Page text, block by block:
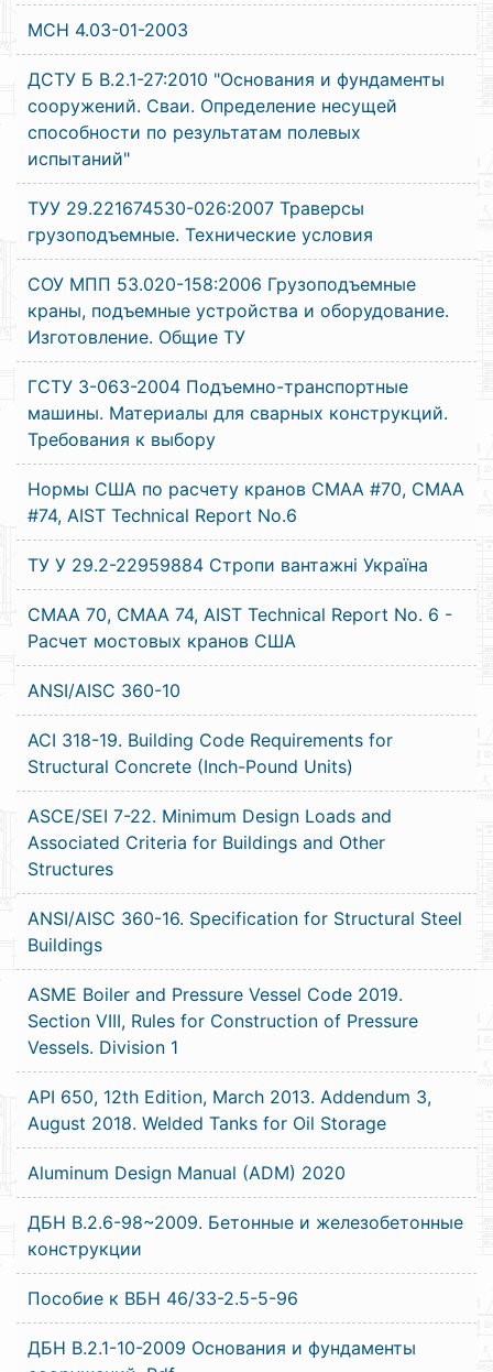
МСН 4.03-01-2003
ДСТУ Б В.2.1-27:2010 "Основания и фундаменты
сооружений. Сваи. Определение несущей
способности по результатам полевых
испытаний"
ТУУ 29.221674530-026:2007 Траверсы
грузоподъемные. Технические условия
СОУ МПП 53.020-158:2006 Грузоподъемные
краны, подъемные устройства и оборудование.
Изготовление. Общие ТУ
ГСТУ 3-063-2004 Подъемно-транспортные
машины. Материалы для сварных конструкций.
Требования к выбору
Нормы США по расчету кранов CMAA #70, CMAA
#74, AIST Technical Report No.6
ТУ У 29.2-22959884 Стропи вантажні Україна
CMAA 70, CMAA 74, AIST Technical Report No. 6 -
Расчет мостовых кранов США
ANSI/AISC 360-10
ACI 318-19. Building Code Requirements for
Structural Concrete (Inch-Pound Units)
ASCE/SEI 7-22. Minimum Design Loads and
Associated Criteria for Buildings and Other
Structures
ANSI/AISC 360-16. Specification for Structural Steel
Buildings
ASME Boiler and Pressure Vessel Code 2019.
Section VIII, Rules for Construction of Pressure
Vessels. Division 1
API 650, 12th Edition, March 2013. Addendum 3,
August 2018. Welded Tanks for Oil Storage
Aluminum Design Manual (ADM) 2020
ДБН В.2.6-98~2009. Бетонные и железобетонные
конструкции
Пособие к ВБН 46/33-2.5-5-96
ДБН В.2.1-10-2009 Основания и фундаменты